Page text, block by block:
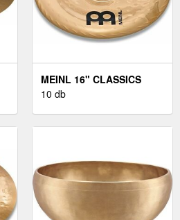
MEINL 16" CLASSICS
CUSTOM CHINA
10 db